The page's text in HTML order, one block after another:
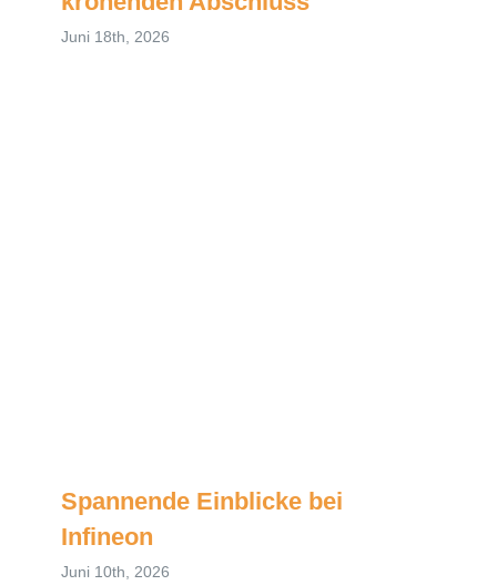
Juni 18th, 2026
Spannende Einblicke bei
Infineon
Juni 10th, 2026